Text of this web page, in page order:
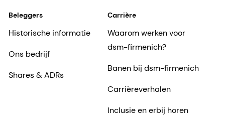
Beleggers
Historische informatie
Ons bedrijf
Shares & ADRs
Carrière
Waarom werken voor
dsm-firmenich?
Banen bij dsm-firmenich
Carrièreverhalen
Inclusie en erbij horen